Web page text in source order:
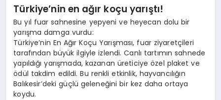
Türkiye’nin en ağır koçu yarıştı!
Bu yıl fuar sahnesine yepyeni ve heyecan dolu bir
yarışma damga vurdu:
Türkiye’nin En Ağır Koçu Yarışması, fuar ziyaretçileri
tarafından büyük ilgiyle izlendi. Canlı tartımın sahnede
yapıldığı yarışmada, kazanan üreticiye özel plaket ve
ödül takdim edildi. Bu renkli etkinlik, hayvancılığın
Balıkesir’deki güçlü geleneğini bir kez daha ortaya
koydu.